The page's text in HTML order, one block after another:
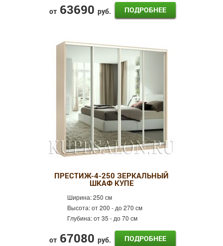
от 63690 руб. ПОДРОБНЕЕ
ПРЕСТИЖ-4-250 ЗЕРКАЛЬНЫЙ
ШКАФ КУПЕ
Ширина:250 см
Высота:от 200 - до 270 см
Глубина:от 35 - до 70 см
от 67080 руб. ПОДРОБНЕЕ